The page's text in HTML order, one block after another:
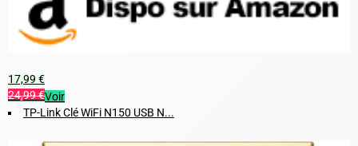
17,99 €
24,99 €Voir
TP-Link Clé WiFi N150 USB N...